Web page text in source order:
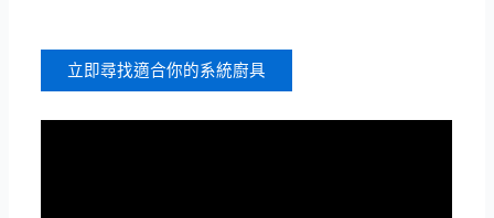
立即尋找適合你的系統廚具